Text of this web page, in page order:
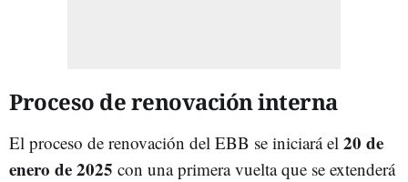
Proceso de renovación interna
El proceso de renovación del EBB se iniciará el 20 de
enero de 2025 con una primera vuelta que se extenderá